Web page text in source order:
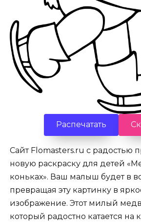
Распечатать
Сайт Flomasters.ru с радостью
новую раскраску для детей
коньках». Ваш малыш будет в
превращая эту картинку в
изображение. Этот милый
который радостно катается на